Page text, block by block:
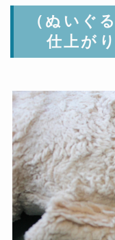
（ぬいぐ
仕上が